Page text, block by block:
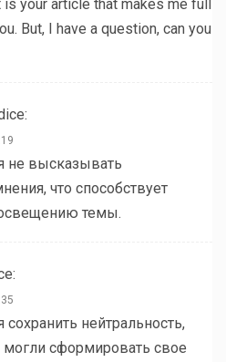
your article that makes me full
But, I have a question, can you
не высказывать
что способствует
темы.
сохранить нейтральность,
могли сформировать свое